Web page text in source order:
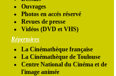
Ouvrages
Photos en accés réservé
Revues de presse
Vidéos (DVD et VHS)
Répertoires
La Cinémathèque française
La Cinémathèque de Toulouse
Centre National du Cinéma et de
l'image animée